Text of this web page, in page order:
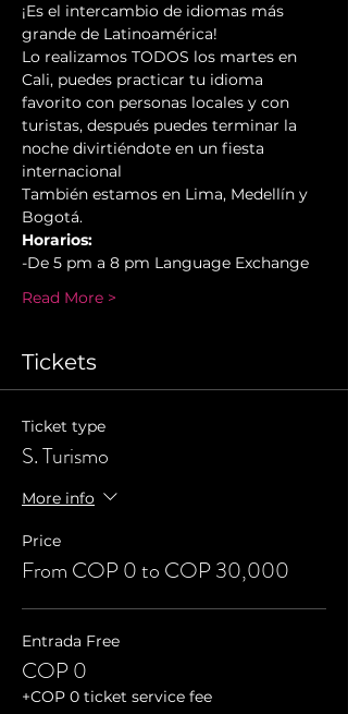
¡Es el intercambio de idiomas más
grande de Latinoamérica!
Lo realizamos TODOS los martes en
Cali, puedes practicar tu idioma
favorito con personas locales y con
turistas, después puedes terminar la
noche divirtiéndote en un fiesta
internacional
También estamos en Lima, Medellín y
Bogotá.
Horarios:
-De 5 pm a 8 pm Language Exchange
Read More >
Tickets
Ticket type
S. Turismo
More info
Price
From COP 0 to COP 30,000
Entrada Free
COP 0
+COP 0 ticket service fee